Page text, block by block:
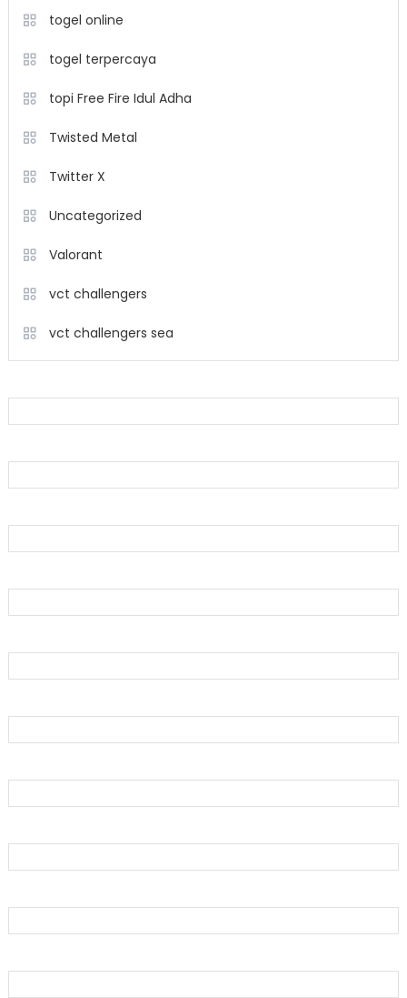
togel online
togel terpercaya
topi Free Fire Idul Adha
Twisted Metal
Twitter X
Uncategorized
Valorant
vct challengers
vct challengers sea